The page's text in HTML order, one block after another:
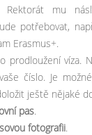
mu
potřebovat,
Erasmus+.
prodloužení víza.
číslo. Je
ještě nějaké
pas.
fotografii.